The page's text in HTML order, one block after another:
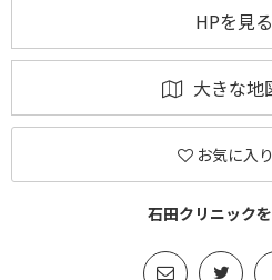
HPを見る
大きな地
お気に入
石田クリニック